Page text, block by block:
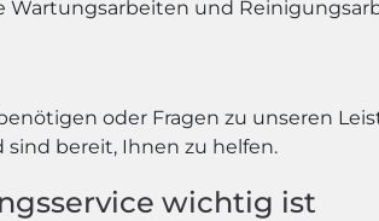
und
oder Fragen zu unseren
bereit, Ihnen zu helfen.
wichtig ist